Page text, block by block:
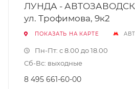
ЛУНДА -
ул. Трофимова, 9к2
ПОКАЗАТЬ НА КАРТЕ
Пн-Пт: с 8.00 до 18.00
Сб-Вс: выходные
8 495 661-60-00